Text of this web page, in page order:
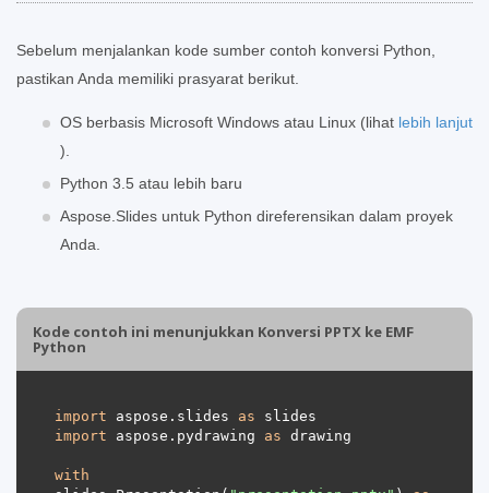
Sebelum menjalankan kode sumber contoh konversi Python,
pastikan Anda memiliki prasyarat berikut.
OS berbasis Microsoft Windows atau Linux (lihat lebih lanjut
).
Python 3.5 atau lebih baru
Aspose.Slides untuk Python direferensikan dalam proyek
Anda.
Kode contoh ini menunjukkan Konversi PPTX ke EMF
Python
import aspose.slides as
import aspose.pydrawing as
with